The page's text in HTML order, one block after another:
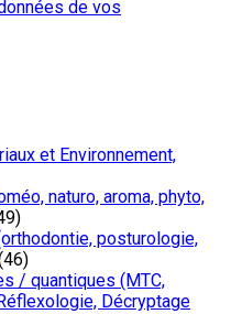
de vos
et Environnement,
naturo, aroma, phyto,
posturologie,
/ quantiques (MTC,
Décryptage